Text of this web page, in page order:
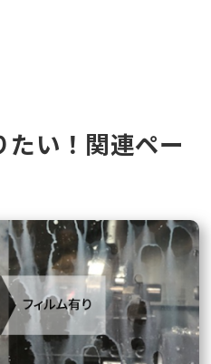
たい！関連ペー